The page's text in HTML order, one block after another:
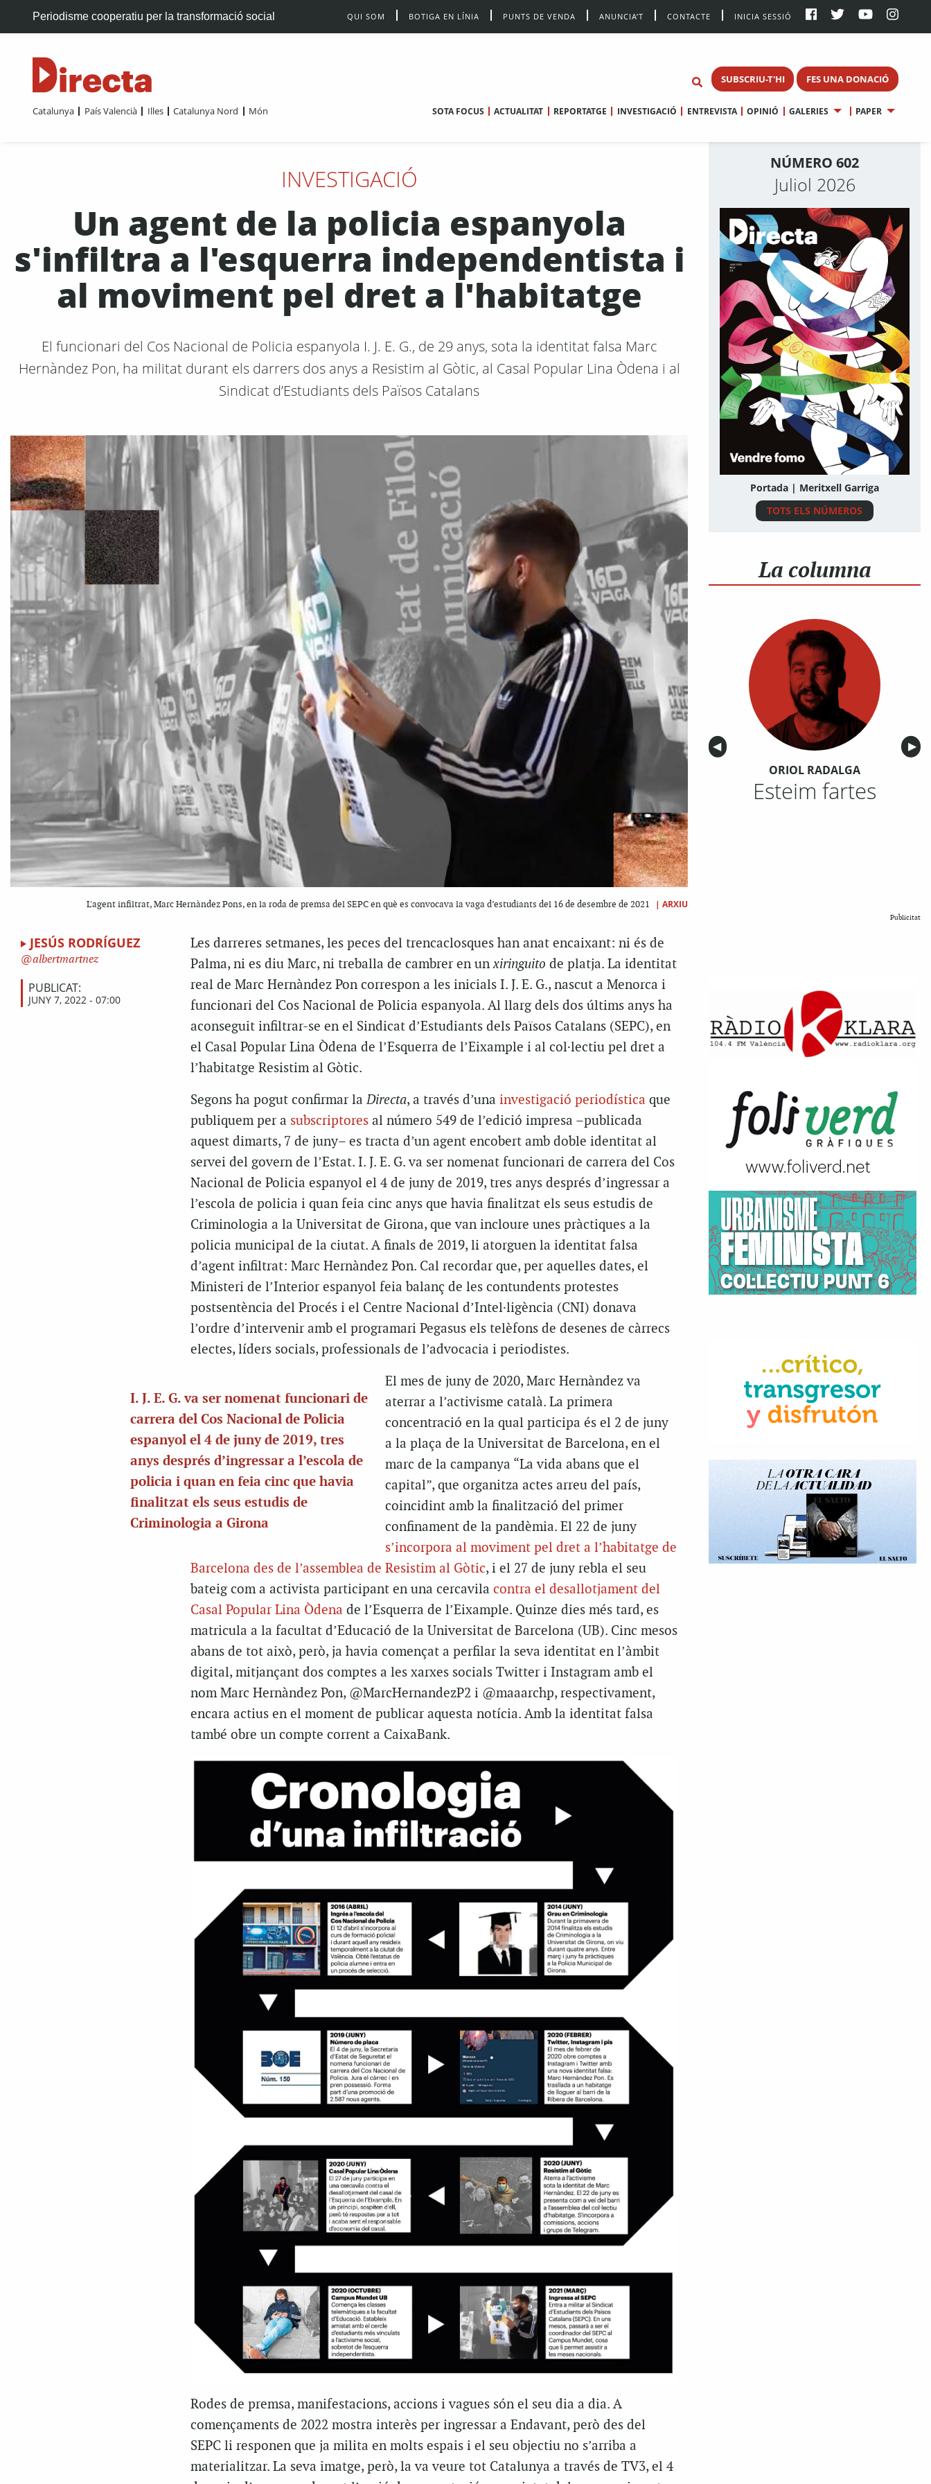
Periodisme cooperatiu per la transformació social QUI SOM BOTIGA EN LÍNIA PUNTS DE VENDA ANUNCIA’T CONTACTE INICIA SESSIÓ
SUBSCRIU-T'HI FES UNA DONACIÓ
Catalunya País Valencià Illes Catalunya Nord Món SOTA FOCUS ACTUALITAT REPORTATGE INVESTIGACIÓ ENTREVISTA OPINIÓ GALERIES PAPER
INVESTIGACIÓ
Un agent de la policia espanyola
s'infiltra a l'esquerra independentista i
al moviment pel dret a l'habitatge
El funcionari del Cos Nacional de Policia espanyola I. J. E. G., de 29 anys, sota la identitat falsa Marc
Hernàndez Pon, ha militat durant els darrers dos anys a Resistim al Gòtic, al Casal Popular Lina Òdena i al
Sindicat d’Estudiants dels Països Catalans
L'agent infiltrat, Marc Hernàndez Pons, en la roda de premsa del SEPC en què es convocava la vaga d’estudiants del 16 de desembre de 2021 | ARXIU
JESÚS RODRÍGUEZ
albertmartnez
PUBLICAT:
JUNY 7, 2022 - 07:00
Les darreres setmanes, les peces del trencaclosques han anat encaixant: ni és de
Palma, ni es diu Marc, ni treballa de cambrer en unxiringuito de platja. La identitat
real de Marc Hernàndez Pon correspon a les inicials I. J. E. G., nascut a Menorca i
funcionari del Cos Nacional de Policia espanyola. Al llarg dels dos últims anys ha
aconseguit infiltrar-se en el Sindicat d’Estudiants dels Països Catalans (SEPC), en
el Casal Popular Lina Òdena de l’Esquerra de l’Eixample i al col·lectiu pel dret a
l’habitatge Resistim al Gòtic.
Segons ha pogut confirmar laDirecta, a través d’una investigació periodística que
publiquem per a subscriptoresal número 549 de l’edició impresa –publicada
aquest dimarts, 7 de juny– es tracta d’un agent encobert amb doble identitat al
servei del govern de l’Estat. I. J. E. G. va ser nomenat funcionari de carrera del Cos
Nacional de Policia espanyol el 4 de juny de 2019, tres anys després d’ingressar a
l’escola de policia i quan feia cinc anys que havia finalitzat els seus estudis de
Criminologia a la Universitat de Girona, que van incloure unes pràctiques a la
policia municipal de la ciutat. A finals de 2019, li atorguen la identitat falsa
d’agent infiltrat: Marc Hernàndez Pon. Cal recordar que, per aquelles dates, el
Ministeri de l’Interior espanyol feia balanç de les contundents protestes
postsentència del Procés i el Centre Nacional d’Intel·ligència (CNI) donava
l’ordre d’intervenir amb el programari Pegasus els telèfons de desenes de càrrecs
electes, líders socials, professionals de l’advocacia i periodistes.
I. J. E. G. va ser nomenat funcionari de
carrera del Cos Nacional de Policia
espanyol el 4 de juny de 2019, tres
anys després d’ingressar a l’escola de
policia i quan en feia cinc que havia
finalitzat els seus estudis de
Criminologia a Girona
El mes de juny de 2020, Marc Hernàndez va
aterrar a l’activisme català. La primera
concentració en la qual participa és el 2 de juny
a la plaça de la Universitat de Barcelona, en el
marc de la campanya “La vida abans que el
capital”, que organitza actes arreu del país,
coincidint amb la finalització del primer
confinament de la pandèmia. El 22 de juny
s’incorpora al moviment pel dret a l’habitatge de
Barcelona des de l’assemblea de Resistim al Gòtic, i el 27 de juny rebla el seu
bateig com a activista participant en una cercavila contra el desallotjament del
Casal Popular Lina Òdena de l’Esquerra de l’Eixample. Quinze dies més tard, es
matricula a la facultat d’Educació de la Universitat de Barcelona (UB). Cinc mesos
abans de tot això, però, ja havia començat a perfilar la seva identitat en l’àmbit
digital, mitjançant dos comptes a les xarxes socials Twitter i Instagram amb el
nom Marc Hernàndez Pon, @MarcHernandezP2 i @maaarchp, respectivament,
encara actius en el moment de publicar aquesta notícia. Amb la identitat falsa
també obre un compte corrent a CaixaBank.
Rodes de premsa, manifestacions, accions i vagues són el seu dia a dia. A
començaments de 2022 mostra interès per ingressar a Endavant, però des del
SEPC li responen que ja milita en molts espais i el seu objectiu no s’arriba a
materialitzar. La seva imatge, però, la va veure tot Catalunya a través de TV3, el 4
NÚMERO 602
Juliol 2026
Portada | Meritxell Garriga
TOTS ELS NÚMEROS
La columna
Anterior
◀︎ ▶︎
ORIOL RADALGA
Esteim fartes
Publicitat